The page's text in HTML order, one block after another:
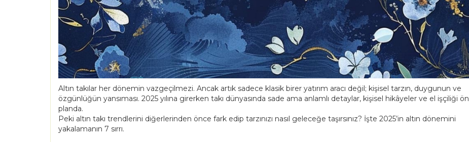
Altın takılar her dönemin vazgeçilmezi. Ancak artık sadece klasik birer yatırım aracı değil; kişisel tarzın, duygunun ve
özgünlüğün yansıması. 2025 yılına girerken takı dünyasında sade ama anlamlı detaylar, kişisel hikâyeler ve el işçiliği ön
planda.
Peki altın takı trendlerini diğerlerinden önce fark edip tarzınızı nasıl geleceğe taşırsınız? İşte 2025’in altın dönemini
yakalamanın 7 sırrı.